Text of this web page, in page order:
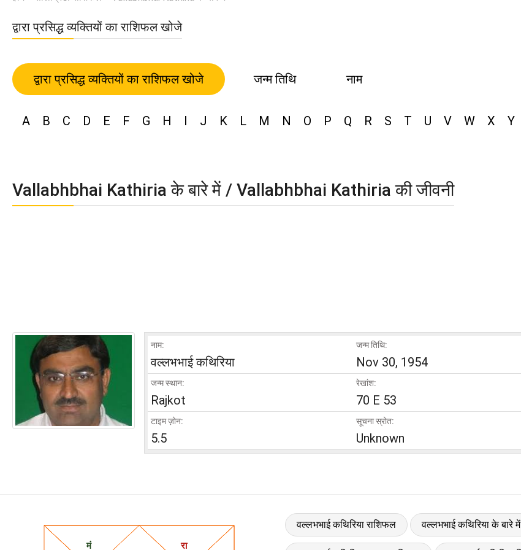
द्वारा प्रसिद्ध व्यक्तियों का राशिफल खोजे
द्वारा प्रसिद्ध व्यक्तियों का राशिफल खोजे जन्म तिथि नाम
A B C D E F G H I J K L M N O P Q R S T U V W X Y
Vallabhbhai Kathiria के बारे में / Vallabhbhai Kathiria की जीवनी
नाम:
वल्लभभाई कथिरिया
जन्म तिथि:
Nov 30, 1954
जन्म स्थान:
Rajkot
रेखांश:
70 E 53
टाइम ज़ोन:
5.5
सूचना स्रोत:
Unknown
वल्लभभाई कथिरिया राशिफल वल्लभभाई कथिरिया के बारे में